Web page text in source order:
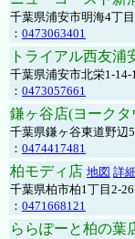
千葉県浦安市明海4丁
： 0473063401
トライアル西友浦
千葉県浦安市北栄1-
： 0473057661
鎌ヶ谷店(ヨークタ
千葉県鎌ヶ谷東道野辺
： 0474417481
柏モディ店 地図 詳細
千葉県柏市柏1丁目2-
： 0471668121
ららぽーと柏の葉